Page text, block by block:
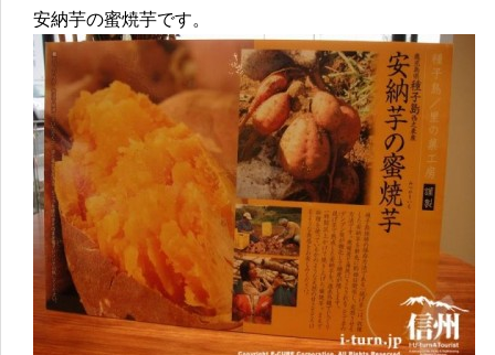
安納芋の蜜焼芋です。